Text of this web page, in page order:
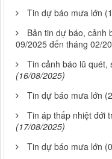
Tin dự báo mưa lớn
Bản tin dự báo, cảnh
09/2025 đến tháng 02/
Tin cảnh báo lũ quét,
(16/08/2025)
Tin dự báo mưa lớn
Tin áp thấp nhiệt đới
(17/08/2025)
Tin dự báo mưa lớn